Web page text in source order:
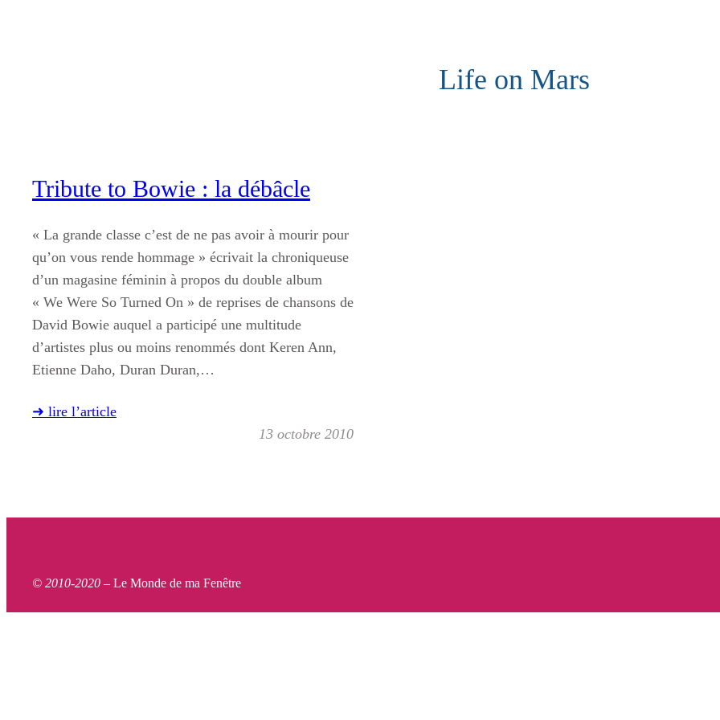
Life on Mars
Tribute to Bowie : la débâcle
« La grande classe c’est de ne pas avoir à mourir pour
qu’on vous rende hommage » écrivait la chroniqueuse
d’un magasine féminin à propos du double album
« We Were So Turned On » de reprises de chansons de
David Bowie auquel a participé une multitude
d’artistes plus ou moins renommés dont Keren Ann,
Etienne Daho, Duran Duran,…
➜ lire l’article
13 octobre 2010
© 2010-2020 – Le Monde de ma Fenêtre